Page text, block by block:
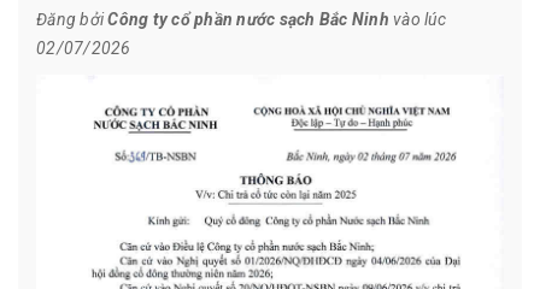
Đăng bởiCông ty cổ phần nước sạch Bắc Ninh vào lúc
02/07/2026